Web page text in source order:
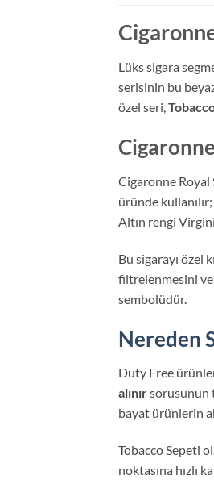
Lüks sigara
serisinin bu
özel seri,
Cigaronne
üründe
Altın rengi
Bu sigarayı özel
filtrelenmesini ve
sembolüdür.
Nereden
Duty Free
alınırsorusunun
bayat ürünlerin
Tobacco Sepeti
noktasına hızlı